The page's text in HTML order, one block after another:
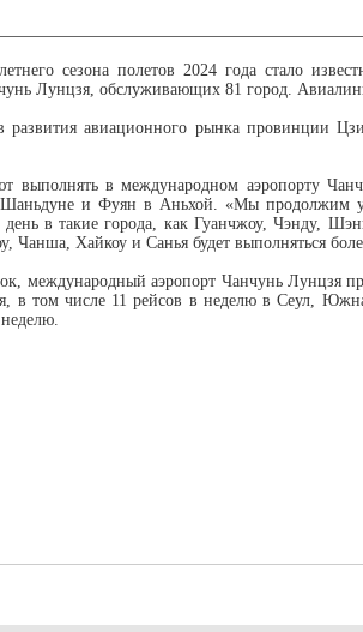
сезона полетов 2024 года стало
Лунцзя, обслуживающих 81 город.
авиационного рынка провинции
выполнять в международном аэропорту
и Фуян в Аньхой. «Мы продолжим
в такие города, как Гуанчжоу, Чэнду,
Хайкоу и Санья будет выполняться
международный аэропорт Чанчунь Лунцзя
том числе 11 рейсов в неделю в Сеул,